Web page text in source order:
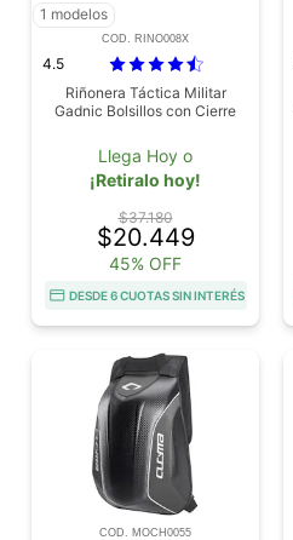
1 modelos
COD. RINO008X
4.5
Riñonera Táctica Militar
Gadnic Bolsillos con Cierre
Llega Hoy o
¡Retiralo hoy!
$37.180
$20.449
45% OFF
DESDE 6 CUOTAS SIN INTERÉS
COD. MOCH0055